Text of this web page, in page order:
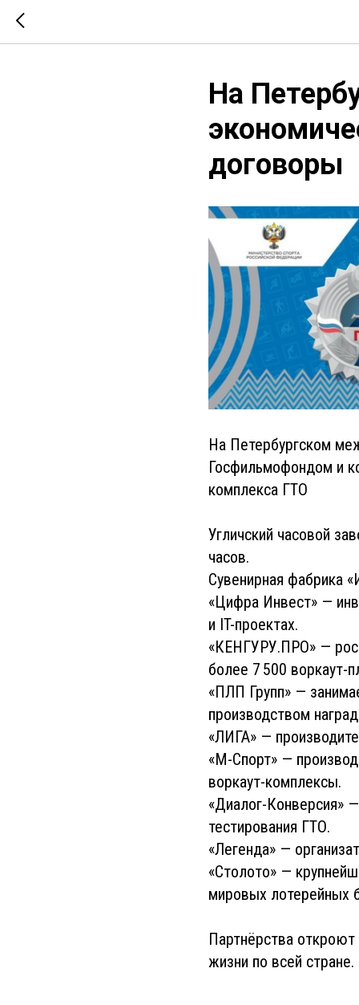
На
договоры
На Петербургском
Госфильмофондом и
комплекса ГТО
Угличский часовой
часов.
Сувенирная фабрика
«Цифра Инвест» —
и IT-проектах.
«КЕНГУРУ.ПРО» —
более 7 500 воркаут-
«ПЛП Групп» —
производством
«ЛИГА» —
«М-Спорт» —
воркаут-комплексы.
«Диалог-Конверсия»
тестирования ГТО.
«Легенда» —
«Столото» —
мировых лотерейных
Партнёрства
жизни по всей стране.